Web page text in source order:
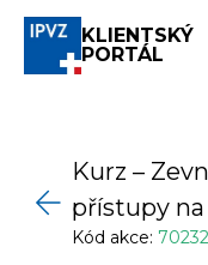
KLIENTSKÝ
PORTÁL
Kurz –
přístupy
Kód akce: